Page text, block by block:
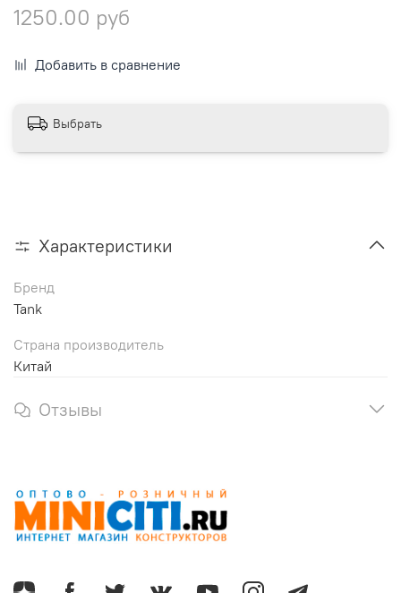
1250.00 руб
Добавить в сравнение
Выбрать
Характеристики
Бренд
Tank
Страна производитель
Китай
Отзывы